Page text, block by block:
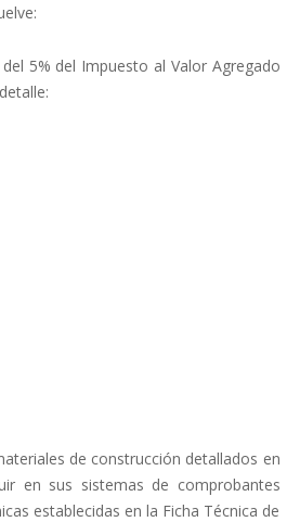
5% del Impuesto al Valor Agregado
de construcción detallados en
en sus sistemas de comprobantes
establecidas en la Ficha Técnica de